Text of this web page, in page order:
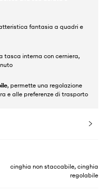
fantasia a quadri e
tasca interna con cerniera,
, permette una regolazione
e alle preferenze di trasporto
cinghia non staccabile, cinghia
regolabile